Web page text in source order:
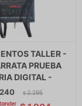
TALLER -
PRUEBA
DIGITAL -
$ 2.295